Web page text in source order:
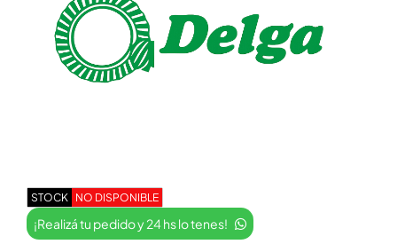
STOCK NO DISPONIBLE
¡Realizá tu pedido y 24 hs lo tenes!